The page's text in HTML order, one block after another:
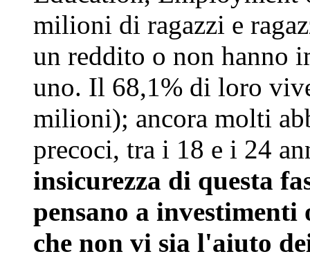
milioni di ragazzi e
un reddito o non hanno
uno. Il 68,1% di loro
milioni); ancora molti
precoci, tra i 18 e i 24
insicurezza di questa
pensano a
che non vi sia l'aiuto